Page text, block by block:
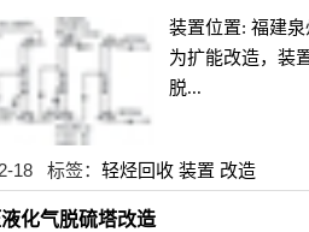
装置位置: 福建
为扩能改造，装
脱...
18 标签： 轻烃回收 装置 改造
化气脱硫塔改造